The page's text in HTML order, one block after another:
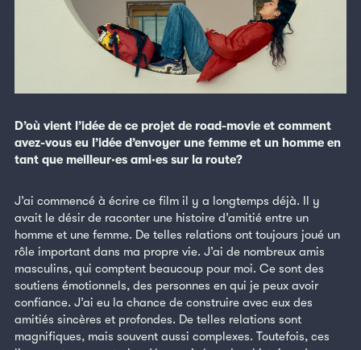
D’où vient l’idée de ce projet de road-movie et comment
avez-vous eu l’idée d’envoyer une femme et un homme en
tant que meilleur·es ami·es sur la route?
J’ai commencé à écrire ce film il y a longtemps déjà. Il y
avait le désir de raconter une histoire d’amitié entre un
homme et une femme. De telles relations ont toujours joué un
rôle important dans ma propre vie. J’ai de nombreux amis
masculins, qui comptent beaucoup pour moi. Ce sont des
soutiens émotionnels, des personnes en qui je peux avoir
confiance. J’ai eu la chance de construire avec eux des
amitiés sincères et profondes. De telles relations sont
magnifiques, mais souvent aussi complexes. Toutefois, ces